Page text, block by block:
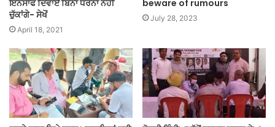
ਇਨਸਾਫ ਦਿਵਾਏ ਬਿਨਾ ਧਰਨਾ ਨਹੀਂ
ਚੁੱਕਾਂਗੇ- ਸੇਖੋਂ
April 18, 2021
beware of rumours
July 28, 2023